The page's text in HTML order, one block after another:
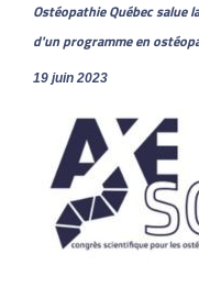
Ostéopathie Québec salue
d'un programme en
19 juin 2023